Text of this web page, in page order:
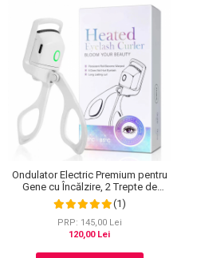
Ondulator Electric Premium pentru
Gene cu Încălzire, 2 Trepte de
Temperatură, Autonomie 24h
(1)
PRP: 145,00 Lei
120,00 Lei